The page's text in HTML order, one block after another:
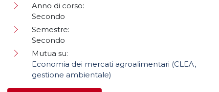
Anno di corso:
Secondo
Semestre:
Secondo
Mutua su:
Economia dei mercati agroalimentari (CLEA,
gestione ambientale)